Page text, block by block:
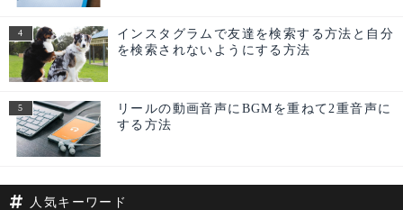
インスタグラムで友達を検索する方法と自分
を検索されないようにする方法
リールの動画音声にBGMを重ねて2重音声に
する方法
人気キーワード